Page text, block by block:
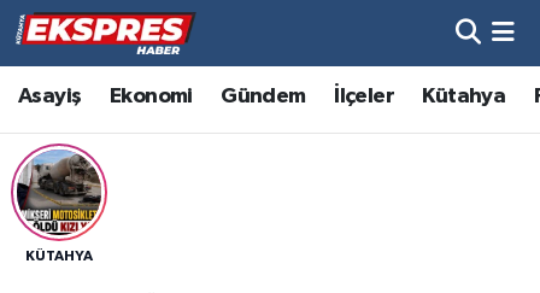
Asayiş Ekonomi Gündem İlçeler Kütahya
KÜTAHYA
Altıntaş
Asayiş
Aslanapa
Hava Durumu
Trafik Durumu
Süper Lig Puan Durumu ve Fikstür